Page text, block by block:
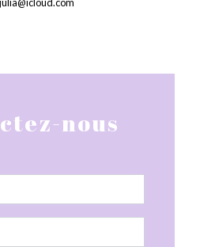
nous